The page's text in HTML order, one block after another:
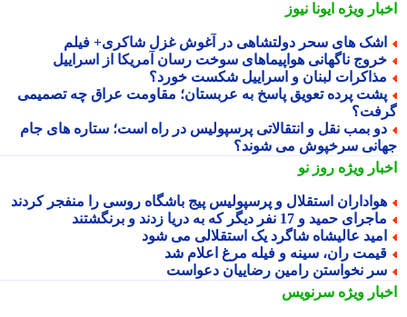
ویژهایونا نیوز
های سحر دولتشاهی در آغوش غزل شاکری+ فیلم
ناگهانی هواپیماهای سوخت رسان آمریکا از اسراییل
لبنان و اسراییل شکست خورد؟
پرده تعویق پاسخ به عربستان؛ مقاومت عراق چه تصمیمی
بمب نقل و انتقالاتی پرسپولیس در راه است؛ ستاره های جام
سرخپوش می شوند؟
ویژهروز نو
استقلال و پرسپولیس پیج باشگاه روسی را منفجر کردند
حمید و 17 نفر دیگر که به دریا زدند و برنگشتند
عالیشاه شاگرد یک استقلالی می شود
ران، سینه و فیله مرغ اعلام شد
نخواستن رامین رضاییان دعواست
ویژهسرنویس